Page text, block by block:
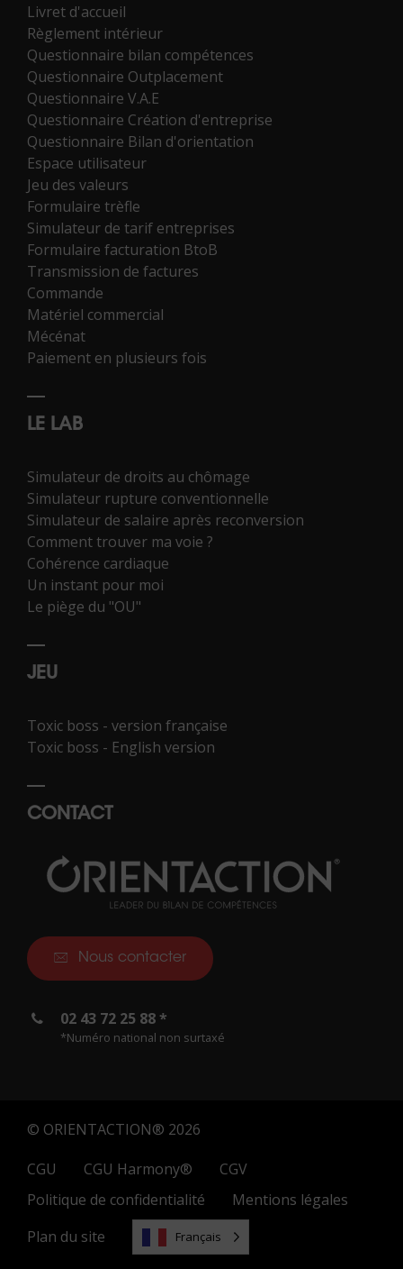
Livret d'accueil
Règlement intérieur
Questionnaire bilan compétences
Questionnaire Outplacement
Questionnaire V.A.E
Questionnaire Création d'entreprise
Questionnaire Bilan d'orientation
Espace utilisateur
Jeu des valeurs
Formulaire trèfle
Simulateur de tarif entreprises
Formulaire facturation BtoB
Transmission de factures
Commande
Matériel commercial
Mécénat
Paiement en plusieurs fois
LE LAB
Simulateur de droits au chômage
Simulateur rupture conventionnelle
Simulateur de salaire après reconversion
Comment trouver ma voie ?
Cohérence cardiaque
Un instant pour moi
Le piège du "OU"
JEU
Toxic boss - version française
Toxic boss - English version
CONTACT
Nous contacter
02 43 72 25 88 *
*Numéro national non surtaxé
© ORIENTACTION® 2026
CGU
CGU Harmony®
CGV
Politique de confidentialité
Mentions légales
Plan du site
Français